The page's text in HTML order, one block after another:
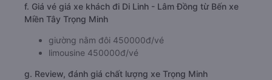
f. Giá vé giá xe khách đi Di Linh - Lâm Đồng từ Bến xe
Miền Tây Trọng Minh
giường nằm đôi 450000đ/vé
limousine 450000đ/vé
g. Review, đánh giá chất lượng xe Trọng Minh